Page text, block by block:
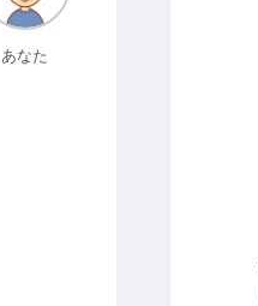
あなた